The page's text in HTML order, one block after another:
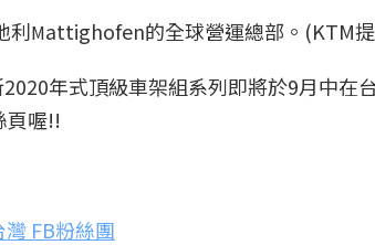
利Mattighofen的全球營運總部。(KTM
年式頂級車架組系列即將於9月中在
頁喔!!
FB粉絲團